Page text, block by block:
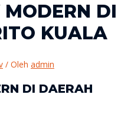
DI
KUALA
/ Oleh admin
DI DAERAH